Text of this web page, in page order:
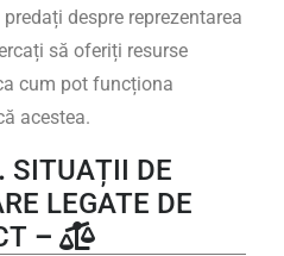
despre reprezentarea
să oferiți resurse
cum pot funcționa
acestea.
SITUAȚII DE
LEGATE DE
–